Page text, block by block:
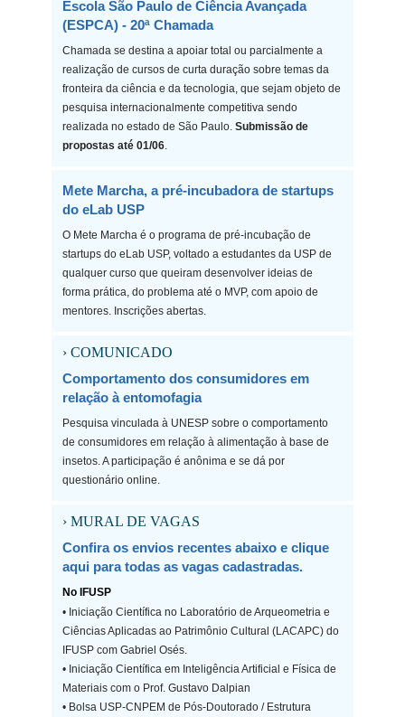
Escola São Paulo de Ciência Avançada
(ESPCA) - 20ª Chamada
Chamada se destina a apoiar total ou parcialmente a
realização de cursos de curta duração sobre temas da
fronteira da ciência e da tecnologia, que sejam objeto de
pesquisa internacionalmente competitiva sendo
realizada no estado de São Paulo. Submissão de
propostas até 01/06.
Mete Marcha, a pré-incubadora de startups
do eLab USP
O Mete Marcha é o programa de pré-incubação de
startups do eLab USP, voltado a estudantes da USP de
qualquer curso que queiram desenvolver ideias de
forma prática, do problema até o MVP, com apoio de
mentores. Inscrições abertas.
› COMUNICADO
Comportamento dos consumidores em
relação à entomofagia
Pesquisa vinculada à UNESP sobre o comportamento
de consumidores em relação à alimentação à base de
insetos. A participação é anônima e se dá por
questionário online.
› MURAL DE VAGAS
Confira os envios recentes abaixo e clique
aqui para todas as vagas cadastradas.
No IFUSP
• Iniciação Científica no Laboratório de Arqueometria e
Ciências Aplicadas ao Patrimônio Cultural (LACAPC) do
IFUSP com Gabriel Osés.
• Iniciação Científica em Inteligência Artificial e Física de
Materiais com o Prof. Gustavo Dalpian
• Bolsa USP-CNPEM de Pós-Doutorado / Estrutura